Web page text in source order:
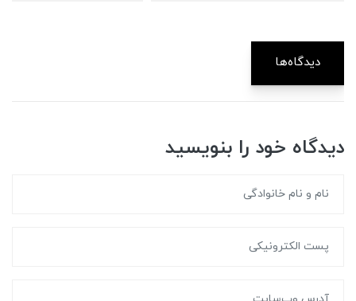
دیدگاه‌ها
دیدگاه خود را بنویسید